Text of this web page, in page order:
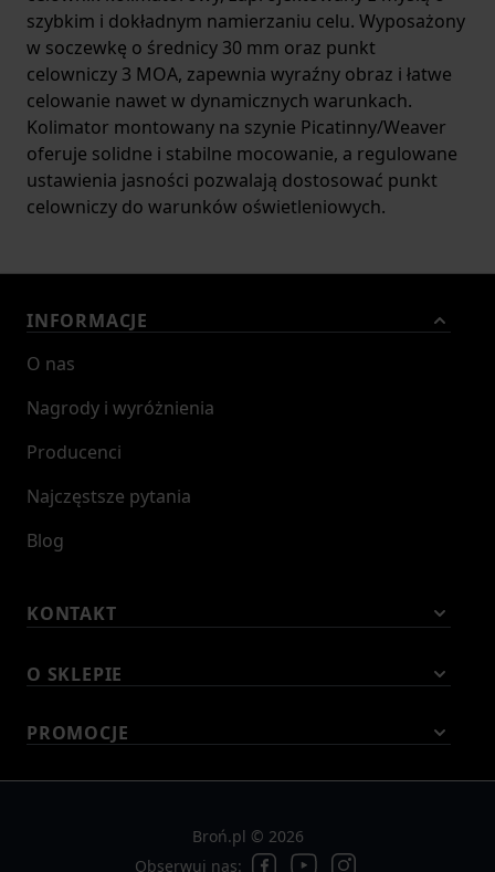
szybkim i dokładnym namierzaniu celu. Wyposażony
w soczewkę o średnicy 30 mm oraz punkt
celowniczy 3 MOA, zapewnia wyraźny obraz i łatwe
celowanie nawet w dynamicznych warunkach.
Kolimator montowany na szynie Picatinny/Weaver
oferuje solidne i stabilne mocowanie, a regulowane
ustawienia jasności pozwalają dostosować punkt
celowniczy do warunków oświetleniowych.
INFORMACJE
O nas
Nagrody i wyróżnienia
Producenci
Najczęstsze pytania
Blog
KONTAKT
O SKLEPIE
PROMOCJE
Broń.pl © 2026
Obserwuj nas: